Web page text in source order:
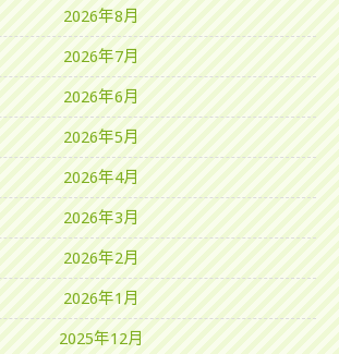
2026年8月
2026年7月
2026年6月
2026年5月
2026年4月
2026年3月
2026年2月
2026年1月
2025年12月